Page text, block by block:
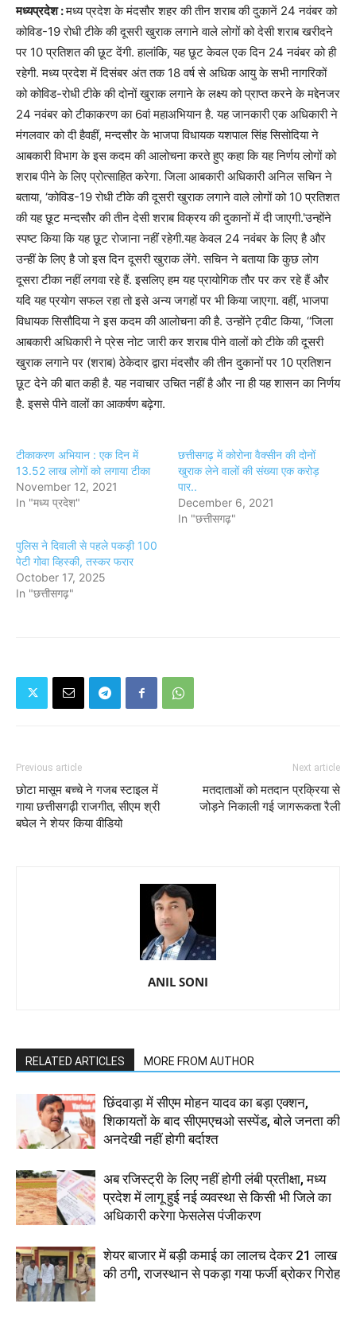
मध्यप्रदेश :मध्य प्रदेश के मंदसौर शहर की तीन शराब की दुकानें 24 नवंबर को
कोविड-19 रोधी टीके की दूसरी खुराक लगाने वाले लोगों को देसी शराब खरीदने
पर 10 प्रतिशत की छूट देंगी. हालांकि, यह छूट केवल एक दिन 24 नवंबर को ही
रहेगी. मध्य प्रदेश में दिसंबर अंत तक 18 वर्ष से अधिक आयु के सभी नागरिकों
को कोविड-रोधी टीके की दोनों खुराक लगाने के लक्ष्य को प्राप्त करने के मद्देनजर
24 नवंबर को टीकाकरण का 6वां महाअभियान है. यह जानकारी एक अधिकारी ने
मंगलवार को दी हैवहीं, मन्दसौर के भाजपा विधायक यशपाल सिंह सिसोदिया ने
आबकारी विभाग के इस कदम की आलोचना करते हुए कहा कि यह निर्णय लोगों को
शराब पीने के लिए प्रोत्साहित करेगा. जिला आबकारी अधिकारी अनिल सचिन ने
बताया, ‘कोविड-19 रोधी टीके की दूसरी खुराक लगाने वाले लोगों को 10 प्रतिशत
की यह छूट मन्दसौर की तीन देसी शराब विक्रय की दुकानों में दी जाएगी.'उन्होंने
स्पष्ट किया कि यह छूट रोजाना नहीं रहेगी.यह केवल 24 नवंबर के लिए है और
उन्हीं के लिए है जो इस दिन दूसरी खुराक लेंगे. सचिन ने बताया कि कुछ लोग
दूसरा टीका नहीं लगवा रहे हैं. इसलिए हम यह प्रायोगिक तौर पर कर रहे हैं और
यदि यह प्रयोग सफल रहा तो इसे अन्य जगहों पर भी किया जाएगा. वहीं, भाजपा
विधायक सिसौदिया ने इस कदम की आलोचना की है. उन्होंने ट्वीट किया, ‘‘जिला
आबकारी अधिकारी ने प्रेस नोट जारी कर शराब पीने वालों को टीके की दूसरी
खुराक लगाने पर (शराब) ठेकेदार द्वारा मंदसौर की तीन दुकानों पर 10 प्रतिशन
छूट देने की बात कही है. यह नवाचार उचित नहीं है और ना ही यह शासन का निर्णय
है. इससे पीने वालों का आकर्षण बढ़ेगा.
टीकाकरण अभियान : एक दिन में
13.52 लाख लोगों को लगाया टीका
November 12, 2021
In "मध्य प्रदेश"
छत्तीसगढ़ में कोरोना वैक्सीन की दोनों
खुराक लेने वालों की संख्या एक करोड़
पार..
December 6, 2021
In "छत्तीसगढ़"
पुलिस ने दिवाली से पहले पकड़ी 100
पेटी गोवा व्हिस्की, तस्कर फरार
October 17, 2025
In "छत्तीसगढ़"
Previous article
छोटा मासूम बच्चे ने गजब स्टाइल में
गाया छत्तीसगढ़ी राजगीत, सीएम श्री
बघेल ने शेयर किया वीडियो
Next article
मतदाताओं को मतदान प्रक्रिया से
जोड़ने निकाली गई जागरूकता रैली
ANIL SONI
RELATED ARTICLES MORE FROM AUTHOR
छिंदवाड़ा में सीएम मोहन यादव का बड़ा एक्शन,
शिकायतों के बाद सीएमएचओ सस्पेंड, बोले जनता की
अनदेखी नहीं होगी बर्दाश्त
अब रजिस्ट्री के लिए नहीं होगी लंबी प्रतीक्षा, मध्य
प्रदेश में लागू हुई नई व्यवस्था से किसी भी जिले का
अधिकारी करेगा फेसलेस पंजीकरण
शेयर बाजार में बड़ी कमाई का लालच देकर 21 लाख
की ठगी, राजस्थान से पकड़ा गया फर्जी ब्रोकर गिरोह